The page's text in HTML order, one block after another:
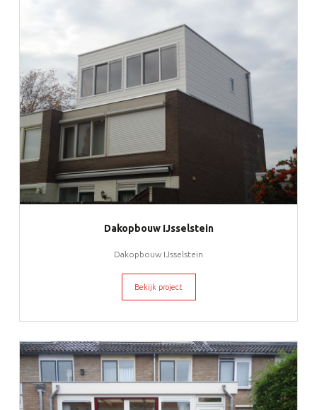
Dakopbouw IJsselstein
Dakopbouw IJsselstein
Bekijk project